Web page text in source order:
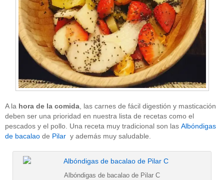
A la hora de la comida , las carnes de fácil digestión y masticación
deben ser una prioridad en nuestra lista de recetas como el
pescados y el pollo. Una receta muy tradicional son las Albóndigas
de bacalao de Pilar y además muy saludable.
Albóndigas de bacalao de Pilar C